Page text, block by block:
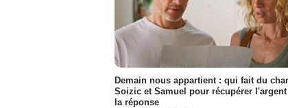
Demain nous appartient : qui fait du
Soizic et Samuel pour récupérer
la réponse